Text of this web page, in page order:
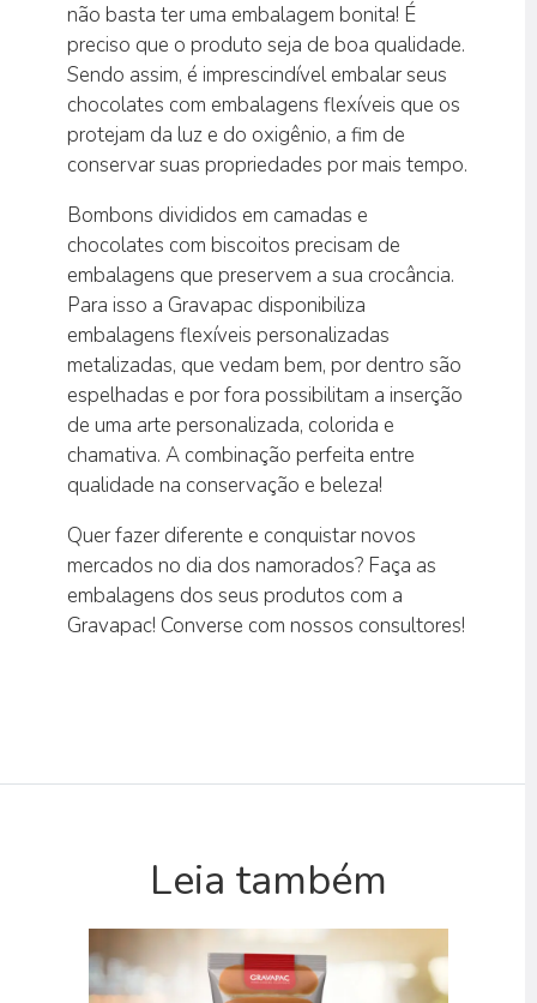
não basta ter uma embalagem bonita! É
preciso que o produto seja de boa qualidade.
Sendo assim, é imprescindível embalar seus
chocolates com embalagens flexíveis que os
protejam da luz e do oxigênio, a fim de
conservar suas propriedades por mais tempo.
Bombons divididos em camadas e
chocolates com biscoitos precisam de
embalagens que preservem a sua crocância.
Para isso a Gravapac disponibiliza
embalagens flexíveis personalizadas
metalizadas, que vedam bem, por dentro são
espelhadas e por fora possibilitam a inserção
de uma arte personalizada, colorida e
chamativa. A combinação perfeita entre
qualidade na conservação e beleza!
Quer fazer diferente e conquistar novos
mercados no dia dos namorados? Faça as
embalagens dos seus produtos com a
Gravapac! Converse com nossos consultores!
Leia também